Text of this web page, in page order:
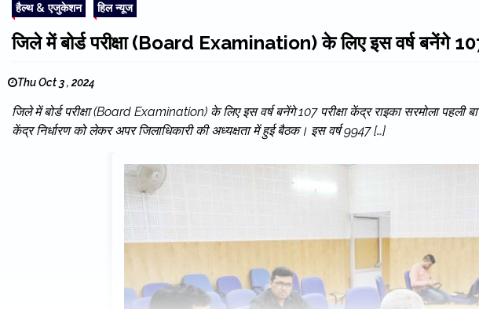
हैल्थ & एजुकेशन हिल न्यूज
जिले में बोर्ड परीक्षा (Board Examination) के लिए इस वर्ष बनेंगे 107
Thu Oct 3 , 2024
जिले में बोर्ड परीक्षा (Board Examination) के लिए इस वर्ष बनेंगे 107 परीक्षा केंद्र राइका सरमोला पहली बार
केंद्र निर्धारण को लेकर अपर जिलाधिकारी की अध्यक्षता में हुई बैठक। इस वर्ष 9947 […]